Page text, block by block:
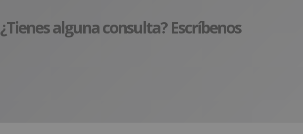
¿Tienes alguna consulta? Escríbenos